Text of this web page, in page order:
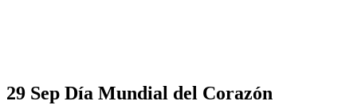
29 Sep Día Mundial del Corazón